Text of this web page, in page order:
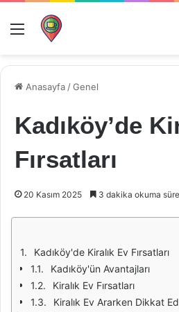
Menü
Anasayfa /Genel
Kadıköy’de
Fırsatları
20 Kasım 2025 3 dakika okuma
Kadıköy'de Kiralık Ev Fırsatları
Kadıköy'ün Avantajları
Kiralık Ev Fırsatları
Kiralık Ev Ararken Dikkat